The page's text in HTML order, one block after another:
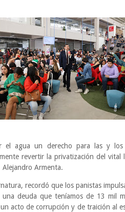
agua un derecho para las y los
revertir la privatización del
Alejandro Armenta.
recordó que los panistas
deuda que teníamos de 13 mil
acto de corrupción y de traición al